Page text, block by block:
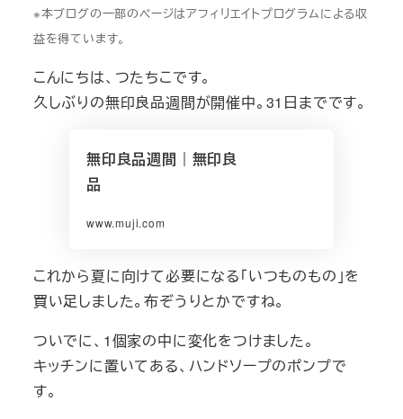
※本ブログの一部のページはアフィリエイトプログラムによる収
益を得ています。
こんにちは、つたちこです。
久しぶりの無印良品週間が開催中。31日までです。
無印良品週間｜無印良
品
www.muji.com
これから夏に向けて必要になる「いつものもの」を
買い足しました。布ぞうりとかですね。
ついでに、1個家の中に変化をつけました。
キッチンに置いてある、ハンドソープのポンプで
す。